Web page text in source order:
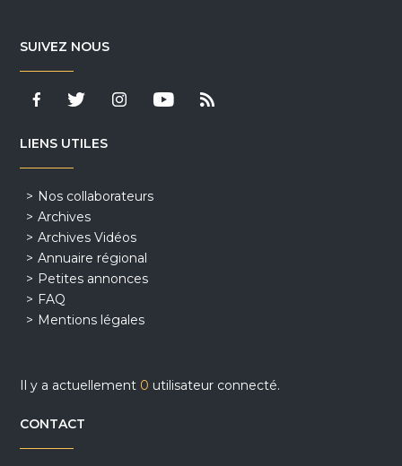
SUIVEZ NOUS
LIENS UTILES
Nos collaborateurs
Archives
Archives Vidéos
Annuaire régional
Petites annonces
FAQ
Mentions légales
Il y a actuellement 0 utilisateur connecté.
CONTACT